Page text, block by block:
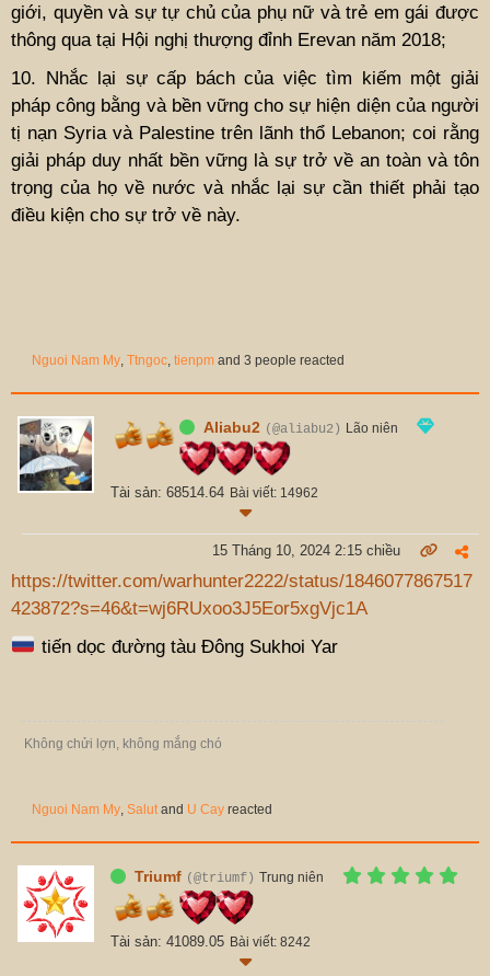
giới, quyền và sự tự chủ của phụ nữ và trẻ em gái được
thông qua tại Hội nghị thượng đỉnh Erevan năm 2018;
10. Nhắc lại sự cấp bách của việc tìm kiếm một giải
pháp công bằng và bền vững cho sự hiện diện của người
tị nạn Syria và Palestine trên lãnh thổ Lebanon; coi rằng
giải pháp duy nhất bền vững là sự trở về an toàn và tôn
trọng của họ về nước và nhắc lại sự cần thiết phải tạo
điều kiện cho sự trở về này.
Nguoi Nam My Ttngoc tienpm and 3 people reacted
Aliabu2 (@aliabu2) Lão niên
Tài sản: 68514.64 Bài viết: 14962
15 Tháng 10, 2024 2:15 chiều
https://twitter.com/warhunter2222/status/1846077867517
423872?s=46&t=wj6RUxoo3J5Eor5xgVjc1A
tiến dọc đường tàu Đông Sukhoi Yar
Không chửi lợn, không mắng chó
Nguoi Nam My Salut and U Cay reacted
Triumf (@triumf) Trung niên
Tài sản: 41089.05 Bài viết: 8242